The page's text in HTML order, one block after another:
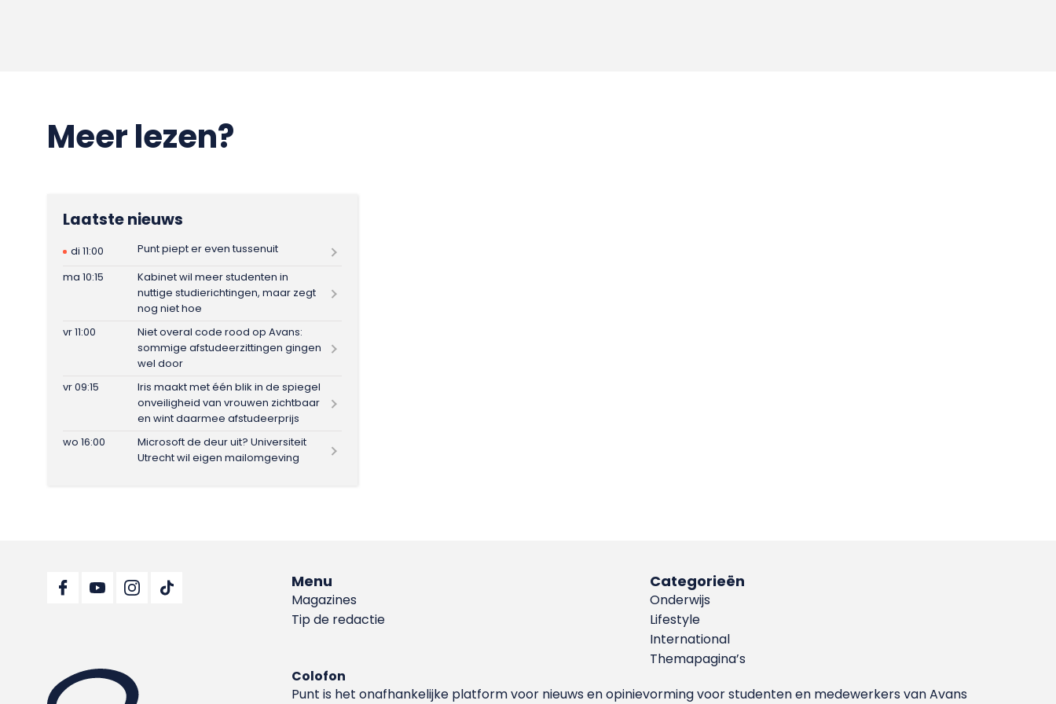
Meer lezen?
Laatste nieuws
di 11:00
Punt piept er even tussenuit
ma 10:15
Kabinet wil meer studenten in
nuttige studierichtingen, maar zegt
nog niet hoe
vr 11:00
Niet overal code rood op Avans:
sommige afstudeerzittingen gingen
wel door
vr 09:15
Iris maakt met één blik in de spiegel
onveiligheid van vrouwen zichtbaar
en wint daarmee afstudeerprijs
wo 16:00
Microsoft de deur uit? Universiteit
Utrecht wil eigen mailomgeving
Menu
Magazines
Tip de redactie
Categorieën
Onderwijs
Lifestyle
International
Themapagina’s
Colofon
Punt is het onafhankelijke platform voor nieuws en opinievorming voor studenten en medewerkers van Avans